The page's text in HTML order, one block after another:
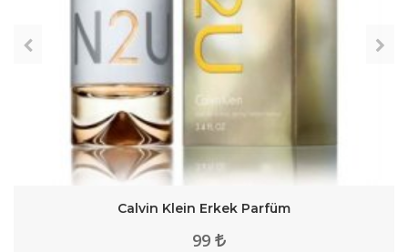
Calvin Klein Erkek Parfüm
99